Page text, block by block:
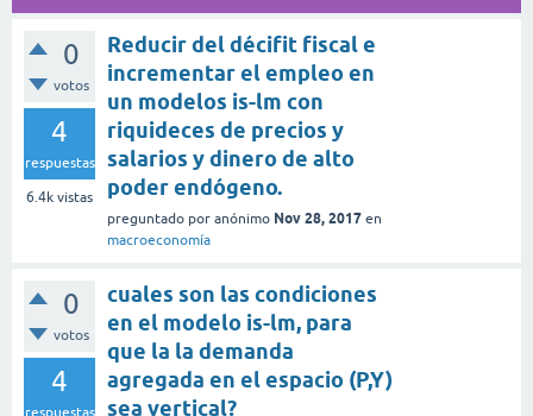
0
votos
4
respuestas
6.4k vistas
Reducir del décifit fiscal e
incrementar el empleo en
un modelos is-lm con
riquideces de precios y
salarios y dinero de alto
poder endógeno.
preguntado por anónimo Nov 28, 2017 en
macroeconomía
0
votos
4
cuales son las condiciones
en el modelo is-lm, para
que la la demanda
agregada en el espacio (P,Y)
sea vertical?